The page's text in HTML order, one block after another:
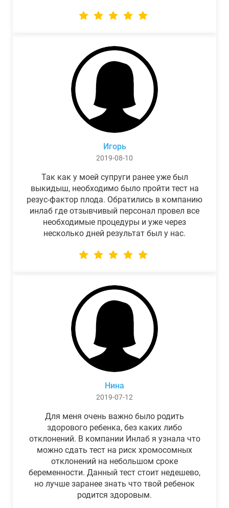
Игорь
2019-08-10
Так как у моей супруги ранее уже был
выкидыш, необходимо было пройти тест на
резус-фактор плода. Обратились в компанию
инлаб где отзывчивый персонал провел все
необходимые процедуры и уже через
несколько дней результат был у нас.
Нина
2019-07-12
Для меня очень важно было родить
здорового ребенка, без каких либо
отклонений. В компании Инлаб я узнала что
можно сдать тест на риск хромосомных
отклонений на небольшом сроке
беременности. Данный тест стоит недешево,
но лучше заранее знать что твой ребенок
родится здоровым.